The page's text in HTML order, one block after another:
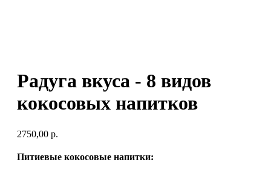
Радуга вкуса - 8 видов
кокосовых напитков
2750,00 р.
Питиевые кокосовые напитки: